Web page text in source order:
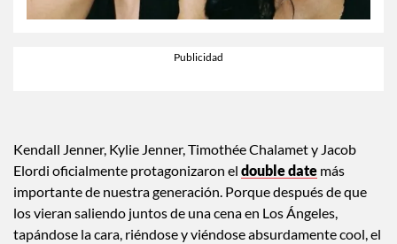
Kendall Jenner, Kylie Jenner, Timothée Chalamet y Jacob
Elordi oficialmente protagonizaron el double date más
importante de nuestra generación. Porque después de que
los vieran saliendo juntos de una cena en Los Ángeles,
tapándose la cara, riéndose y viéndose absurdamente cool, el